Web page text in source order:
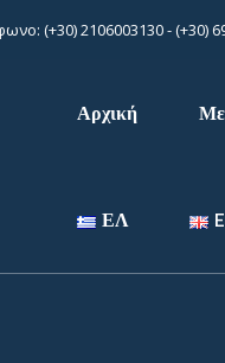
(+30) 2106003130 - (+30)
Αρχική
ΕΛ